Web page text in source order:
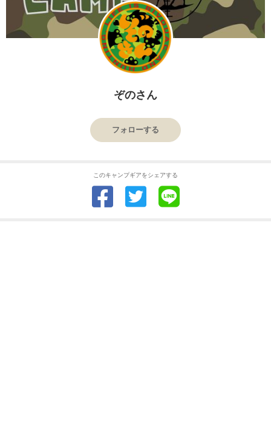
ぞのさん
フォローする
このキャンプギアをシェアする